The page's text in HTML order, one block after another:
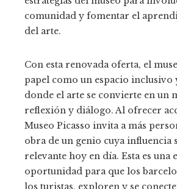
comunidad y fomentar el
del arte.
Con esta renovada oferta, el
papel como un espacio inclusivo
donde el arte se convierte en un
reflexión y diálogo. Al ofrecer
Museo Picasso invita a más
obra de un genio cuya influencia
relevante hoy en día. Esta es una
oportunidad para que los
los turistas, exploren y se